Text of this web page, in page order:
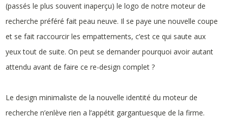
(passés le plus souvent inaperçu) le logo de notre moteur de
recherche préféré fait peau neuve. Il se paye une nouvelle coupe
et se fait raccourcir les empattements, c’est ce qui saute aux
yeux tout de suite. On peut se demander pourquoi avoir autant
attendu avant de faire ce re-design complet ?
Le design minimaliste de la nouvelle identité du moteur de
recherche n’enlève rien a l’appétit gargantuesque de la firme.